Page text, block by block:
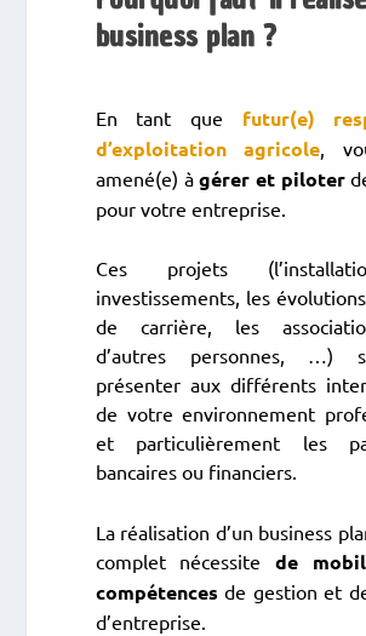
business plan ?
En tant que futur(e)
d’exploitation agricole ,
amené(e) àgérer et piloter
pour votre entreprise.
Ces projets
investissements, les
de carrière, les
d’autres personnes, …)
présenter aux différents
de votre environnement
et particulièrement les
bancaires ou financiers.
La réalisation d’un business
complet nécessite de
compétences de gestion et
d’entreprise.